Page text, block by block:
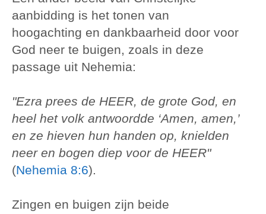
aanbidding is het tonen van
hoogachting en dankbaarheid door voor
God neer te buigen, zoals in deze
passage uit Nehemia:
"Ezra prees de HEER, de grote God, en
heel het volk antwoordde ‘Amen, amen,’
en ze hieven hun handen op, knielden
neer en bogen diep voor de HEER"
(Nehemia 8:6).
Zingen en buigen zijn beide